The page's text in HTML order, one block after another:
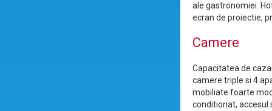
ale gastronomiei.
ecran de proiectie,
Camere
Capacitatea de
camere triple si 4
mobiliate foarte
conditionat, accesul